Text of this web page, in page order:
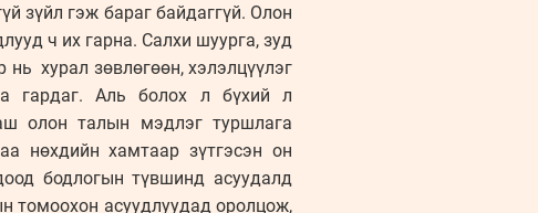
зүйл гэж бараг байдаггүй. Олон
ч их гарна. Салхи шуурга, зуд
хурал зөвлөгөөн, хэлэлцүүлэг
гардаг. Аль болох л бүхий л
олон талын мэдлэг туршлага
нөхдийн хамтаар зүтгэсэн он
бодлогын түвшинд асуудалд
томоохон асуудлуудад оролцож,